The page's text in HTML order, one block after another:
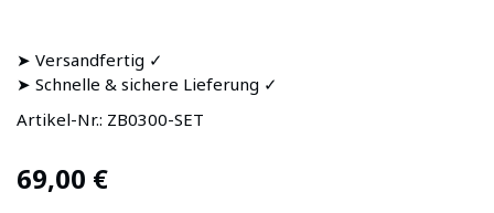
➤ Versandfertig ✓
➤ Schnelle & sichere Lieferung ✓
Artikel-Nr.: ZB0300-SET
69,00 €